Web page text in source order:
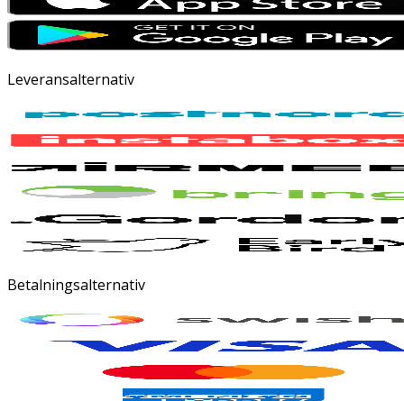
Leveransalternativ
Betalningsalternativ